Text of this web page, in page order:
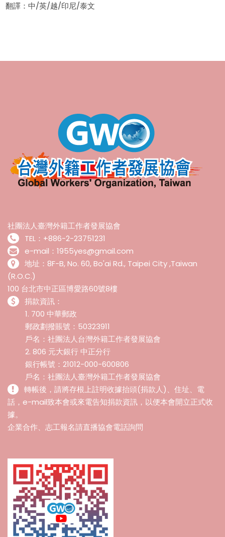
翻譯：中/英/越/印尼/泰文
社團法人臺灣外籍工作者發展協會
TEL：+886-2-23751231
e-mail：1955yes@gmail.com
地址：8F-B, No. 60, Bo'ai Rd., Taipei City ,Taiwan
(R.O.C.)
100 台北市中正區博愛路60號8樓
捐款資訊：
1. 700 中華郵政
郵政劃撥賬號：50323911
戶名：社團法人台灣外籍工作者發展協會
2. 806 元大銀行 中正分行
銀行帳號：21012-000-600806
戶名：社團法人臺灣外籍工作者發展協會
轉帳後，請將存根上註明收據抬頭(捐款人)、住址、電
話，e-mail致本會或來電告知捐款資訊，以便本會開立正式收
據。
企業合作、志工報名請直播協會電話詢問